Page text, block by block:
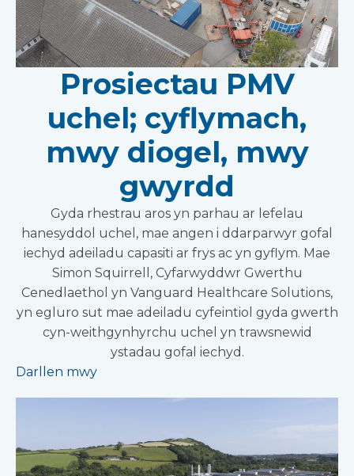
Prosiectau PMV
uchel; cyflymach,
mwy diogel, mwy
gwyrdd
Gyda rhestrau aros yn parhau ar lefelau
hanesyddol uchel, mae angen i ddarparwyr gofal
iechyd adeiladu capasiti ar frys ac yn gyflym. Mae
Simon Squirrell, Cyfarwyddwr Gwerthu
Cenedlaethol yn Vanguard Healthcare Solutions,
yn egluro sut mae adeiladu cyfeintiol gyda gwerth
cyn-weithgynhyrchu uchel yn trawsnewid
ystadau gofal iechyd.
Darllen mwy